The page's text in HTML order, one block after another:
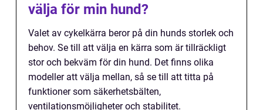
välja för min hund?
Valet av cykelkärra beror på din hunds storlek och
behov. Se till att välja en kärra som är tillräckligt
stor och bekväm för din hund. Det finns olika
modeller att välja mellan, så se till att titta på
funktioner som säkerhetsbälten,
ventilationsmöjligheter och stabilitet.